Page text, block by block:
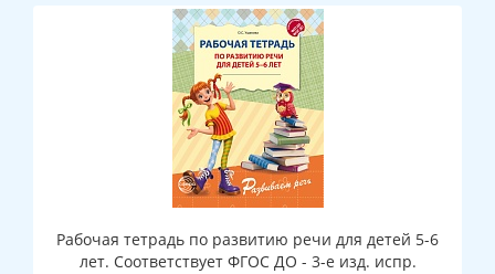
Рабочая тетрадь по развитию речи для детей 5-6
лет. Соответствует ФГОС ДО - 3-е изд. испр.